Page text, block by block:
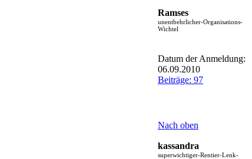
Ramses
unentbehrlicher-Organisations-
Wichtel
Datum der Anmeldung:
06.09.2010
Beiträge: 97
Nach oben
kassandra
superwichtiger-Rentier-Lenk-